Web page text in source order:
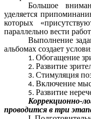
Большое
уделяется
которых
параллельно вести
Выполнение
альбомах создает
Обогащение
Развитие
Стимуляция
Включение
Развитие
Коррекционно-
проводится в три